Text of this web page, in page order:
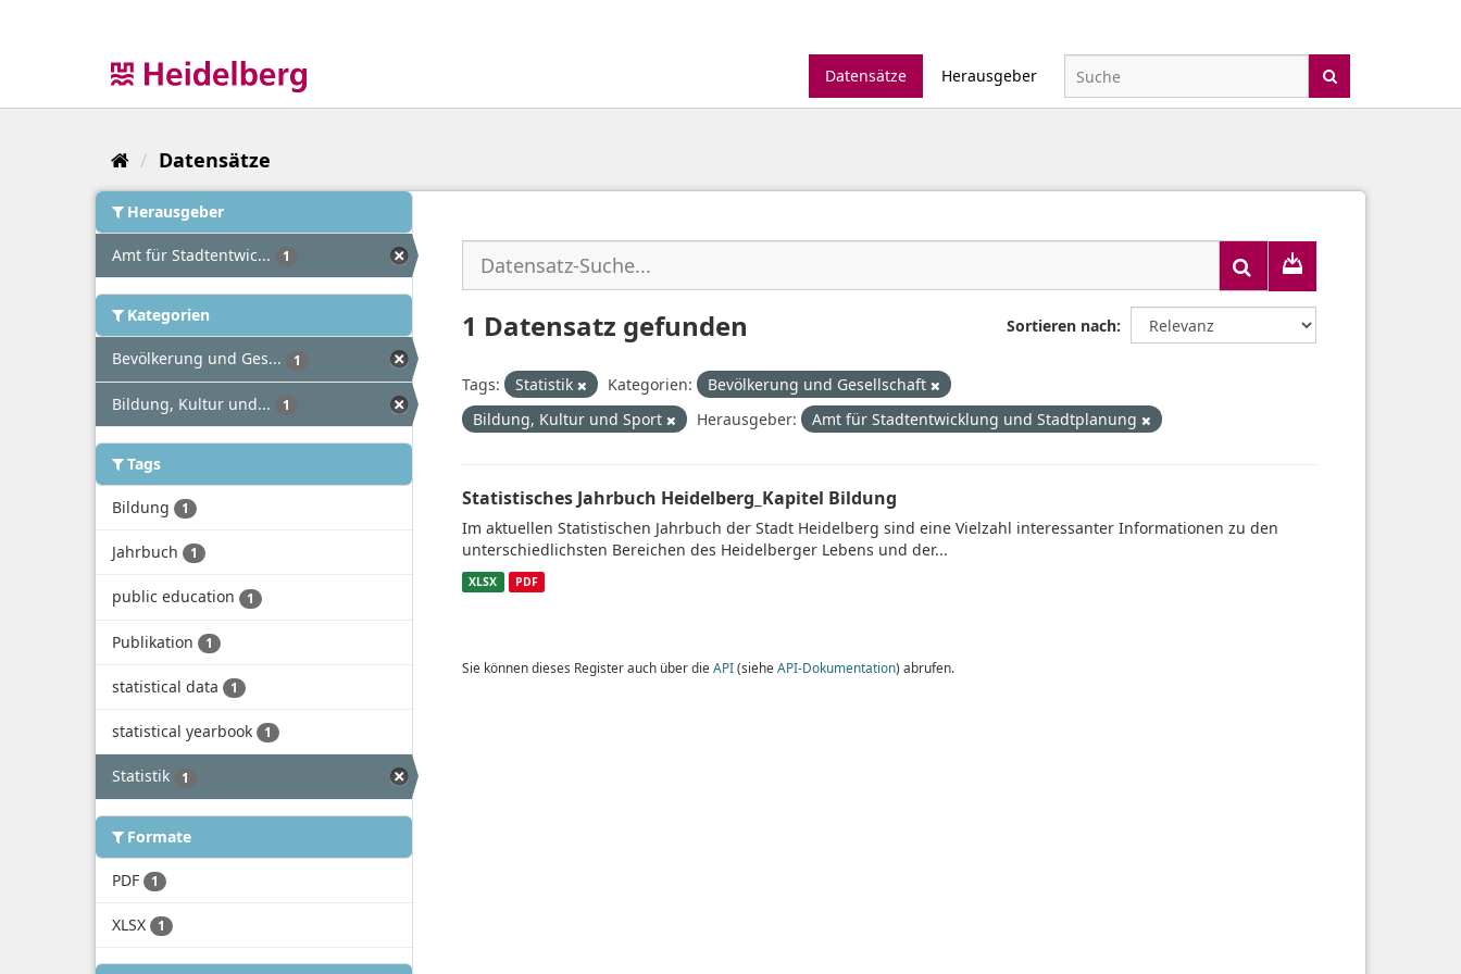
Datensätze
Herausgeber
Datensätze
Herausgeber
Amt für Stadtentwic... 1
Kategorien
Bevölkerung und Ges... 1
Bildung, Kultur und... 1
Tags
Bildung 1
Jahrbuch 1
public education 1
Publikation 1
statistical data 1
statistical yearbook 1
Statistik 1
Formate
PDF 1
XLSX 1
Sortieren nach
1 Datensatz gefunden
Tags: Statistik Kategorien:
Bevölkerung und Gesellschaft
Bildung, Kultur und Sport
Herausgeber: Amt für Stadtentwicklung und Stadtplanung
Statistisches Jahrbuch Heidelberg_Kapitel Bildung
Im aktuellen Statistischen Jahrbuch der Stadt Heidelberg sind eine Vielzahl interessanter Informationen zu den
unterschiedlichsten Bereichen des Heidelberger Lebens und der...
XLSX PDF
Sie können dieses Register auch über die API(siehe API-Dokumentation) abrufen.